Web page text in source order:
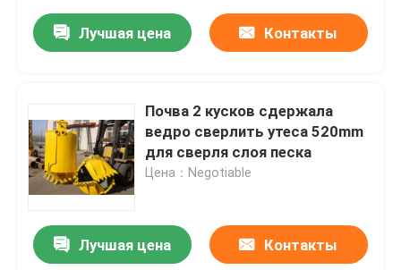
Чистое вне сверло
Сверля каркас стержня
Ведро Belling
Самосхват молотка
Лучшая цена Контакты
Почва 2 кусков сдержала
ведро сверлить утеса 520mm
для сверля слоя песка
Цена：Negotiable
Лучшая цена Контакты